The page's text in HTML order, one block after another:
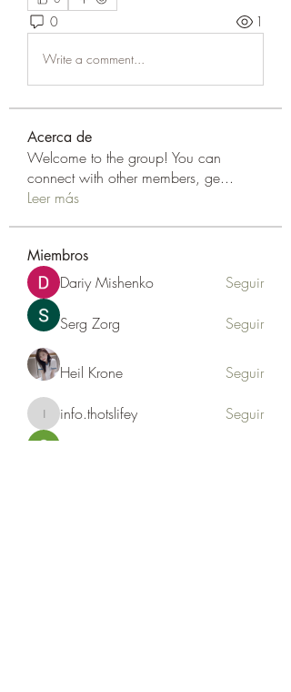
0 1
Write a comment...
Acerca de
Welcome to the group! You can
connect with other members, ge...
Leer más
Miembros
Dariy Mishenko Seguir
Serg Zorg Seguir
Heil Krone Seguir
info.thotslifey
info.thotslifey Seguir